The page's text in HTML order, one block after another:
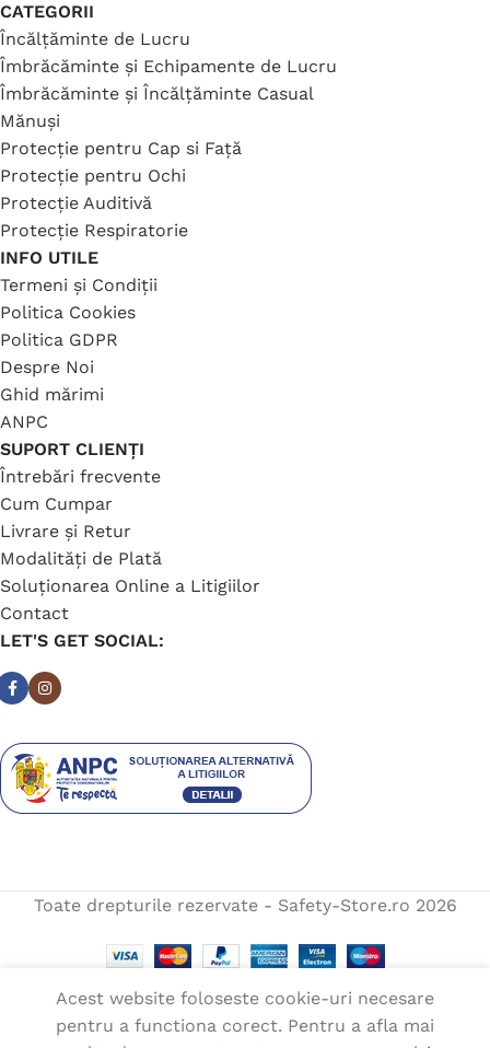
CATEGORII
Încălțăminte de Lucru
Îmbrăcăminte și Echipamente de Lucru
Îmbrăcăminte și Încălțăminte Casual
Mănuși
Protecție pentru Cap si Față
Protecție pentru Ochi
Protecție Auditivă
Protecție Respiratorie
INFO UTILE
Termeni și Condiții
Politica Cookies
Politica GDPR
Despre Noi
Ghid mărimi
ANPC
SUPORT CLIENȚI
Întrebări frecvente
Cum Cumpar
Livrare și Retur
Modalități de Plată
Soluționarea Online a Litigiilor
Contact
LET'S GET SOCIAL:
Toate drepturile rezervate - Safety-Store.ro 2026
Acest website foloseste cookie-uri necesare
pentru a functiona corect. Pentru a afla mai